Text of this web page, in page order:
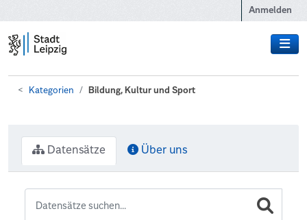
Anmelden
Kategorien Bildung, Kultur und Sport
Datensätze Über uns